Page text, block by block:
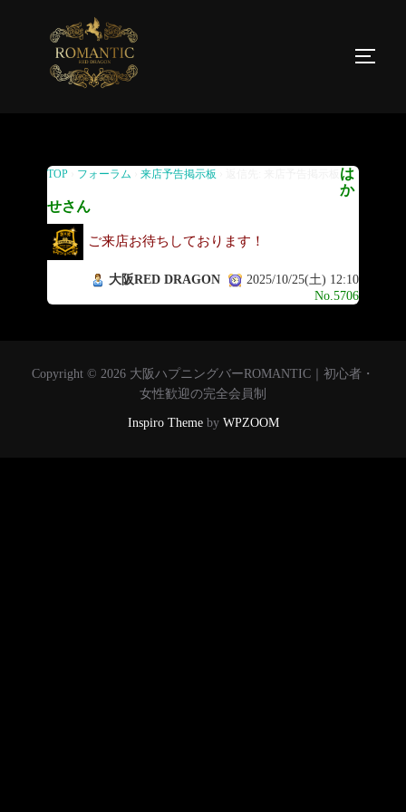
返信先: 来店予告掲示板
TOP フォーラム 来店予告掲示板
は
か
せさん
ご来店お待ちしております！
大阪RED DRAGON
2025/10/25(土) 12:10
No.5706
Copyright © 2026 大阪ハプニングバーROMANTIC｜初心者・
女性歓迎の完全会員制
Inspiro Themeby WPZOOM